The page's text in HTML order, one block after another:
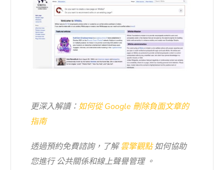
更深入解讀：如何從 Google 刪除負面文章的
指南
透過預約免費諮詢，了解雲擎觀點如何協助
您進行 公共關係和線上聲譽管理 。